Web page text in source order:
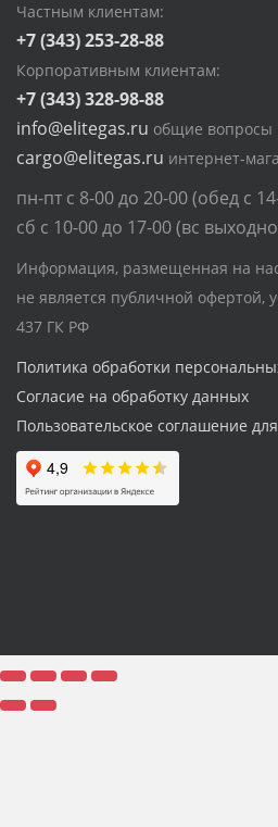
Частным клиентам:
+7 (343) 253-28-88
Корпоративным клиентам:
+7 (343) 328-98-88
info@elitegas.ru общие вопросы
cargo@elitegas.ru интернет-
пн-пт с 8-00 до 20-00 (обед с
сб с 10-00 до 17-00 (вс
Информация, размещенная на
не является публичной офертой,
437 ГК РФ
Политика обработки
Согласие на обработку данных
Пользовательское соглашение